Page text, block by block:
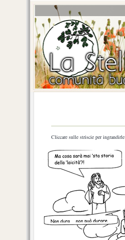
Cliccare sulle striscie per ingrandirle